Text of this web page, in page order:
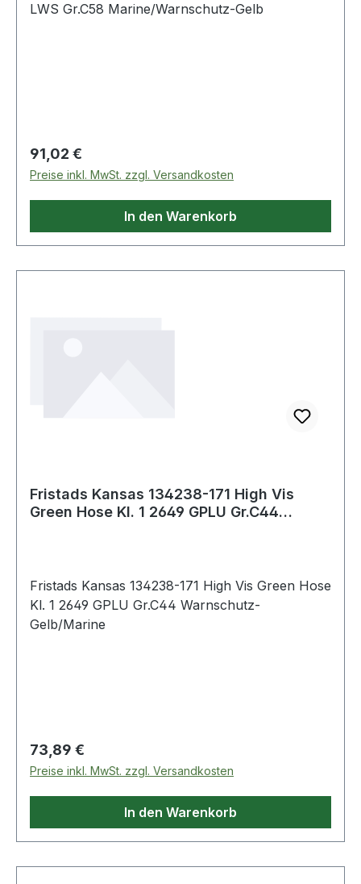
LWS Gr.C58 Marine/Warnschutz-Gelb
Regulärer Preis:
91,02 €
Preise inkl. MwSt. zzgl. Versandkosten
In den Warenkorb
Fristads Kansas 134238-171 High Vis
Green Hose Kl. 1 2649 GPLU Gr.C44
Fristads Kansas 134238-171 High Vis Green Hose
Kl. 1 2649 GPLU Gr.C44 Warnschutz-
Gelb/Marine
Regulärer Preis:
73,89 €
Preise inkl. MwSt. zzgl. Versandkosten
In den Warenkorb